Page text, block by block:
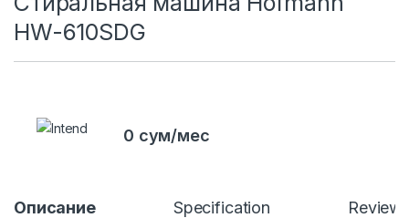
HW-610SDG
0 сум/мес
Описание Specification